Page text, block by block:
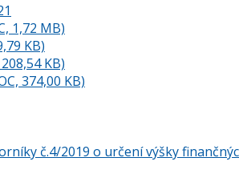
1,72 MB)
KB)
KB)
374,00 KB)
č.4/2019 o určení výšky